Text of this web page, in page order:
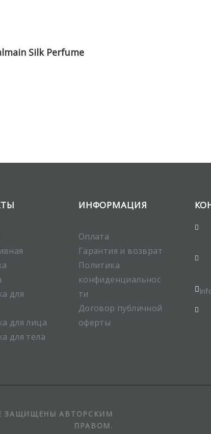
Silk Perfume
для
для лица
для тела
ИНФОРМАЦИЯ
Оплата
Гарантия и возврат
Политика
конфиденциальнос
ти
Договор публичной
оферты




ЗАЩИЩЕНЫ АВТОРСКИМ
ПРАВОМ.